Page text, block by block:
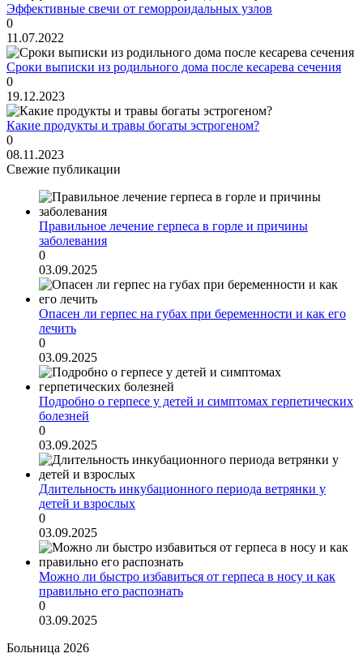
Эффективные свечи от геморроидальных узлов
0
11.07.2022
Сроки выписки из родильного дома после кесарева сечения
0
19.12.2023
Какие продукты и травы богаты эстрогеном?
0
08.11.2023
Свежие публикации
Правильное лечение герпеса в горле и причины
заболевания
0
03.09.2025
Опасен ли герпес на губах при беременности и как его
лечить
0
03.09.2025
Подробно о герпесе у детей и симптомах герпетических
болезней
0
03.09.2025
Длительность инкубационного периода ветрянки у
детей и взрослых
0
03.09.2025
Можно ли быстро избавиться от герпеса в носу и как
правильно его распознать
0
03.09.2025
Больница 2026